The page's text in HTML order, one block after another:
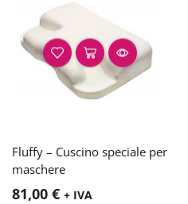
Fluffy – Cuscino speciale per
maschere
81,00 € + IVA